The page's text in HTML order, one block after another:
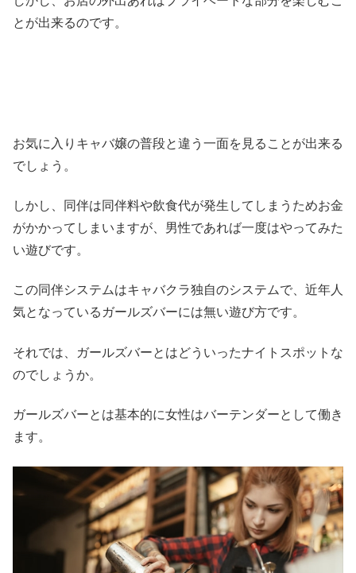
とが出来るのです。
お気に入りキャバ嬢の普段と違う一面を見ることが出来る
でしょう。
しかし、同伴は同伴料や飲食代が発生してしまうためお金
がかかってしまいますが、男性であれば一度はやってみた
い遊びです。
この同伴システムはキャバクラ独自のシステムで、近年人
気となっているガールズバーには無い遊び方です。
それでは、ガールズバーとはどういったナイトスポットな
のでしょうか。
ガールズバーとは基本的に女性はバーテンダーとして働き
ます。